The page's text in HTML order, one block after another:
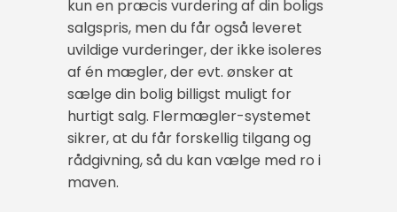
kun en præcis vurdering af din boligs
salgspris, men du får også leveret
uvildige vurderinger, der ikke isoleres
af én mægler, der evt. ønsker at
sælge din bolig billigst muligt for
hurtigt salg. Flermægler-systemet
sikrer, at du får forskellig tilgang og
rådgivning, så du kan vælge med ro i
maven.